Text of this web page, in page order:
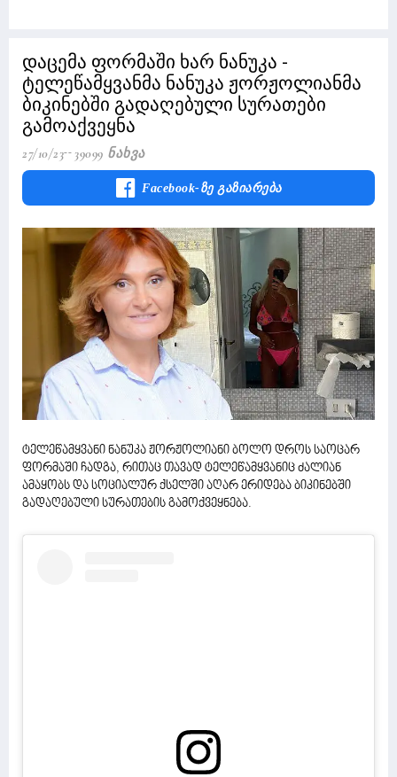
დაცემა ფორმაში ხარ ნანუკა -
ტელეწამყვანმა ნანუკა ჟორჟოლიანმა
ბიკინებში გადაღებული სურათები
გამოაქვეყნა
27/10/23 39099 Ნახვა
Facebook-Ზე Გაზიარება
ტელეწამყვანი ნანუკა ჟორჟოლიანი ბოლო დროს საოცარ
ფორმაში ჩადგა, რითაც თავად ტელეწამყვანიც ძალიან
ამაყობს და სოციალურ ქსელში აღარ ერიდება ბიკინებში
გადაღებული სურათების გამოქვეყნება.